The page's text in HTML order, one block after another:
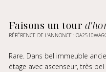
Faisons un tour
RÉFÉRENCE DE L’ANNONCE :
Rare. Dans bel immeuble
étage avec ascenseur, très